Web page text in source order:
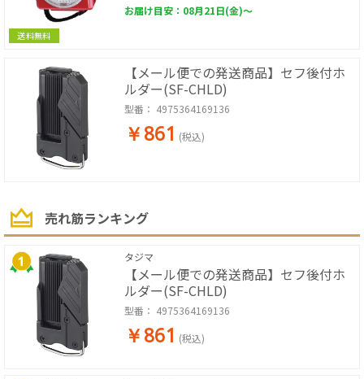
送料無料
お届け目安：08月21日(金)～
【メール便での発送商品】セフ後付ホ
ルダー(SF-CHLD)
型番： 4975364169136
￥861 (税込)
売れ筋ランキング
タジマ
【メール便での発送商品】セフ後付ホ
ルダー(SF-CHLD)
型番： 4975364169136
￥861 (税込)